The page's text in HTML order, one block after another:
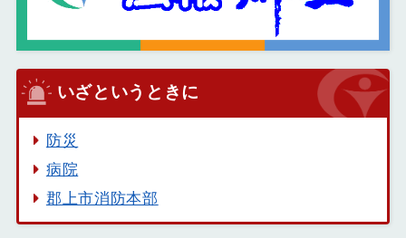
いざというときに
防災
病院
郡上市消防本部